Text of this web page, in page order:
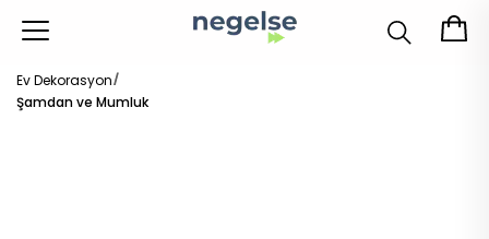
Ev Dekorasyon
Şamdan ve Mumluk